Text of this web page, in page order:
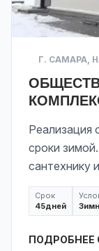
Г. САМАРА,
Реализация
сроки
сантехнику
Срок
45дней
ПОДРОБНЕЕ